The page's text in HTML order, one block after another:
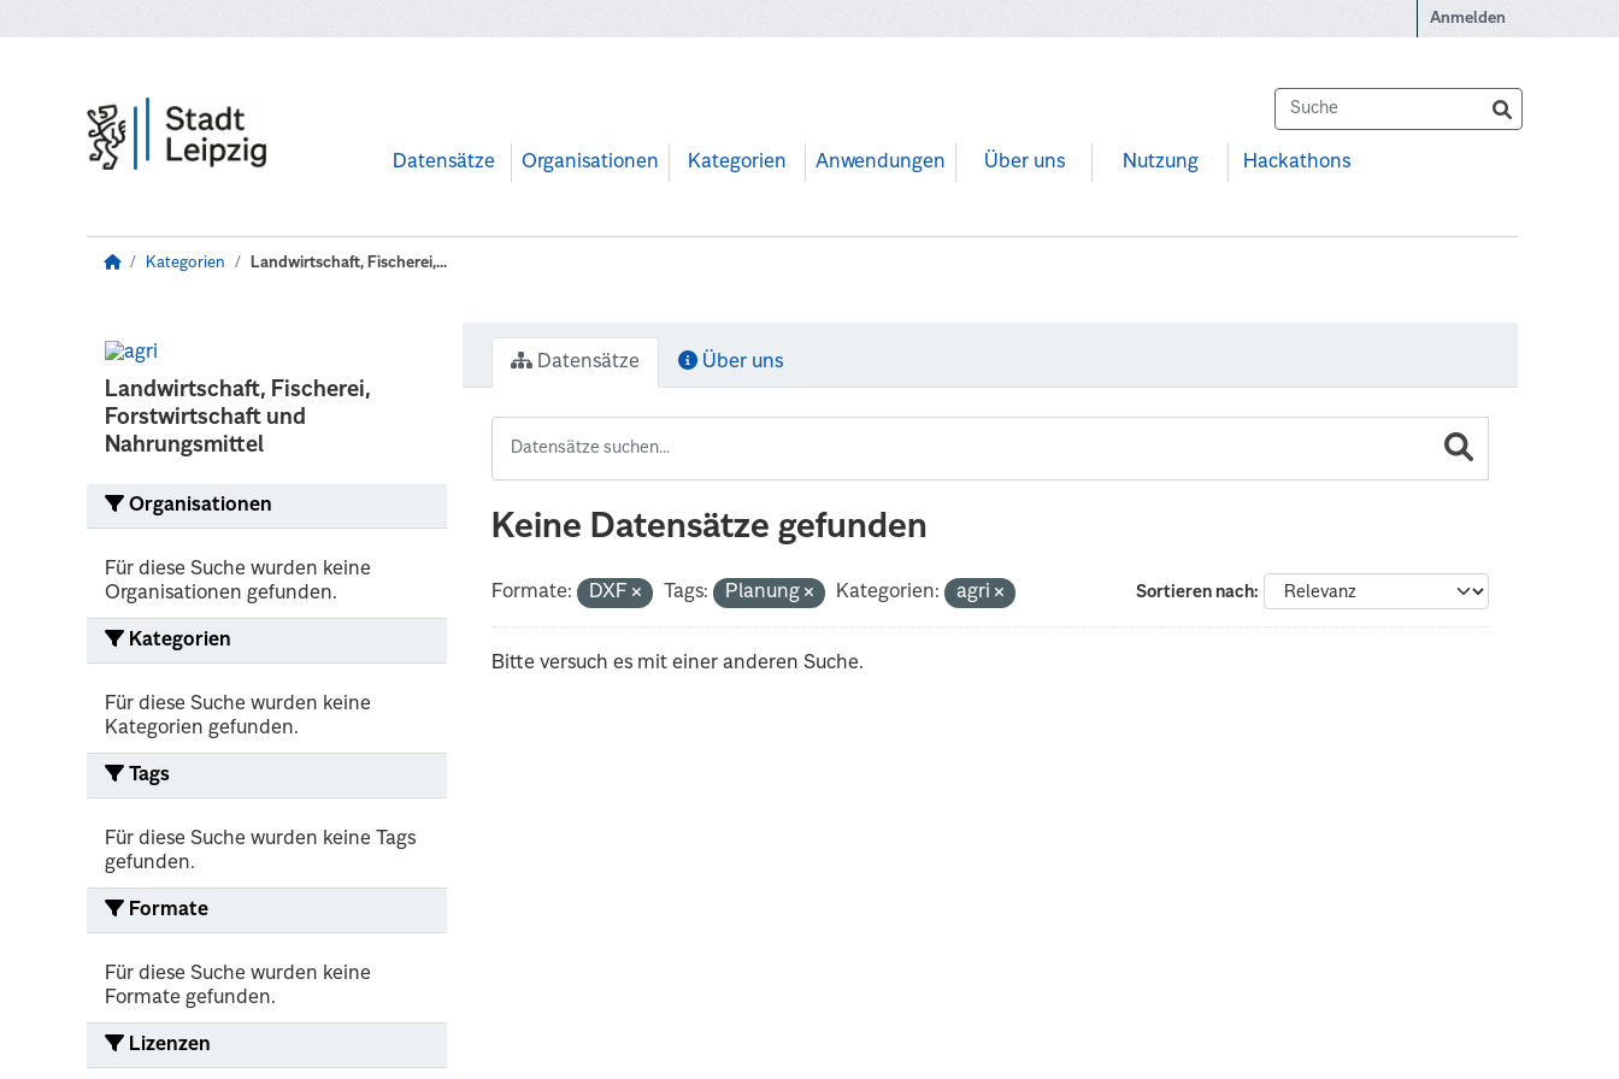
Anmelden
Datensätze Organisationen Kategorien Anwendungen Über uns Nutzung Hackathons
Kategorien Landwirtschaft, Fischerei,...
Landwirtschaft, Fischerei,
Forstwirtschaft und
Nahrungsmittel
Organisationen
Für diese Suche wurden keine
Organisationen gefunden.
Kategorien
Für diese Suche wurden keine
Kategorien gefunden.
Tags
Für diese Suche wurden keine Tags
gefunden.
Formate
Für diese Suche wurden keine
Formate gefunden.
Lizenzen
Datensätze Über uns
Keine Datensätze gefunden
Sortieren nach
Formate: DXF Tags: Planung Kategorien: agri
Bitte versuch es mit einer anderen Suche.